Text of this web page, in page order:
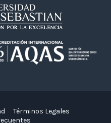
Términos Legales